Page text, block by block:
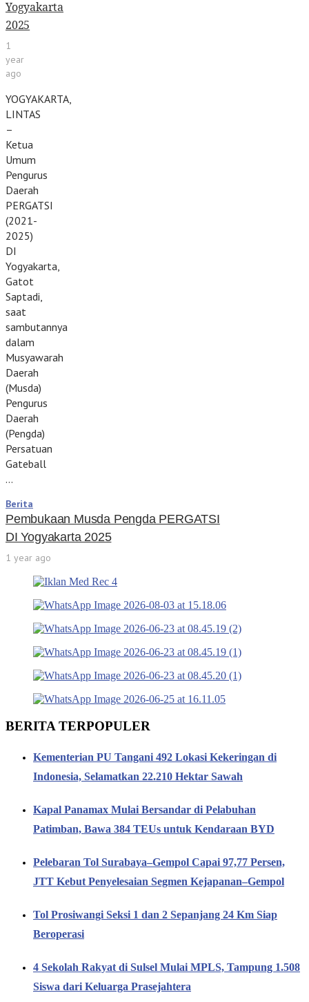
Yogyakarta
2025
1
year
ago
YOGYAKARTA,
LINTAS
–
Ketua
Umum
Pengurus
Daerah
PERGATSI
(2021-
2025)
DI
Yogyakarta,
Gatot
Saptadi,
saat
sambutannya
dalam
Musyawarah
Daerah
(Musda)
Pengurus
Daerah
(Pengda)
Persatuan
Gateball
…
Berita
Pembukaan Musda Pengda PERGATSI
DI Yogyakarta 2025
1 year ago
BERITA TERPOPULER
Kementerian PU Tangani 492 Lokasi Kekeringan di
Indonesia, Selamatkan 22.210 Hektar Sawah
Kapal Panamax Mulai Bersandar di Pelabuhan
Patimban, Bawa 384 TEUs untuk Kendaraan BYD
Pelebaran Tol Surabaya–Gempol Capai 97,77 Persen,
JTT Kebut Penyelesaian Segmen Kejapanan–Gempol
Tol Prosiwangi Seksi 1 dan 2 Sepanjang 24 Km Siap
Beroperasi
4 Sekolah Rakyat di Sulsel Mulai MPLS, Tampung 1.508
Siswa dari Keluarga Prasejahtera